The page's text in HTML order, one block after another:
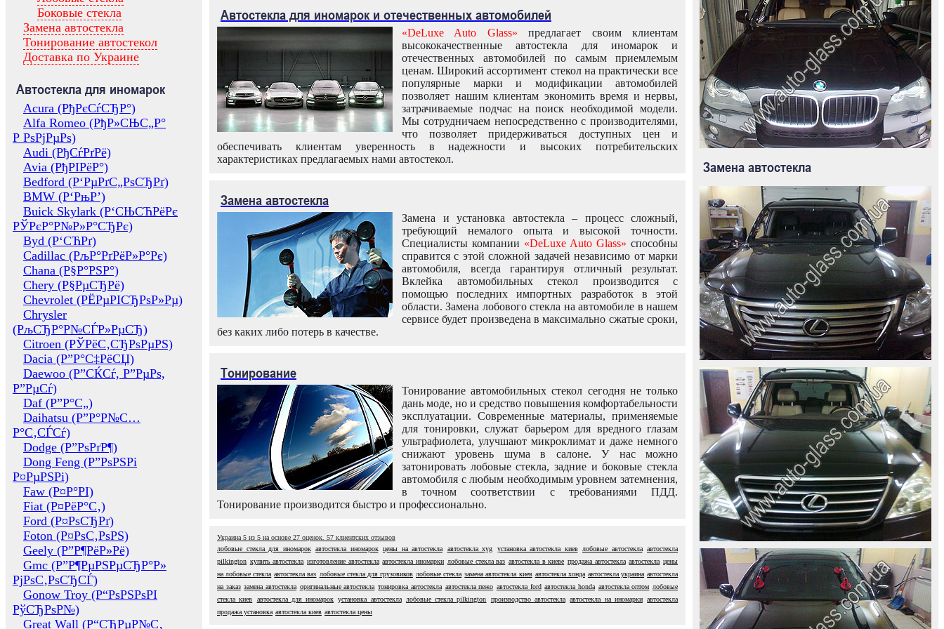
Боковые стекла
Замена автостекла
Тонирование автостекол
Доставка по Украине
Автостекла для иномарок
Acura (РђРєСѓСЂР°)
Alfa Romeo (РђР»СЊС„Р°
Р РѕРјРµРѕ)
Audi (РђСѓРґРё)
Avia (РђРІРёР°)
Bedford (Р‘РµРґС„РѕСЂРґ)
BMW (Р‘РњР’)
Buick Skylark (Р‘СЊСЋРёРє
РЎРєР°Р№Р»Р°СЂРє)
Byd (Р‘СЋРґ)
Cadillac (РљР°РґРёР»Р°Рє)
Chana (Р§Р°РЅР°)
Chery (Р§РµСЂРё)
Chevrolet (РЁРµРІСЂРѕР»Рµ)
Chrysler
(РљСЂР°Р№СЃР»РµСЂ)
Citroen (РЎРёС‚СЂРѕРµРЅ)
Dacia (Р”Р°С‡РёСЏ)
Daewoo (Р”СЌСѓ, Р”РµРѕ,
Р”РµСѓ)
Daf (Р”Р°С„)
Daihatsu (Р”Р°Р№С…
Р°С‚СЃСѓ)
Dodge (Р”РѕРґР¶)
Dong Feng (Р”РѕРЅРі
Р¤РµРЅРі)
Faw (Р¤Р°РІ)
Fiat (Р¤РёР°С‚)
Ford (Р¤РѕСЂРґ)
Foton (Р¤РѕС‚РѕРЅ)
Geely (Р”Р¶РёР»Рё)
Gmc (Р”Р¶РµРЅРµСЂР°Р»
РјРѕС‚РѕСЂСЃ)
Gonow Troy (Р“РѕРЅРѕРІ
РўСЂРѕР№)
Great Wall (Р“СЂРµР№С‚
Автостекла для иномарок и отечественных автомобилей
«DeLuxe Auto Glass» предлагает своим клиентам
высококачественные автостекла для иномарок и
отечественных автомобилей по самым приемлемым
ценам. Широкий ассортимент стекол на практически все
популярные марки и модификации автомобилей
позволяет нашим клиентам экономить время и нервы,
затрачиваемые подчас на поиск необходимой модели.
Мы сотрудничаем непосредственно с производителями,
что позволяет придерживаться доступных цен и
обеспечивать клиентам уверенность в надежности и высоких потребительских
характеристиках предлагаемых нами автостекол.
Замена автостекла
Замена и установка автостекла – процесс сложный,
требующий немалого опыта и высокой точности.
Специалисты компании «DeLuxe Auto Glass» способны
справится с этой сложной задачей независимо от марки
автомобиля, всегда гарантируя отличный результат.
Вклейка автомобильных стекол производится с
помощью последних импортных разработок в этой
области. Замена лобового стекла на автомобиле в нашем
сервисе будет произведена в максимально сжатые сроки,
без каких либо потерь в качестве.
Тонирование
Тонирование автомобильных стекол сегодня не только
дань моде, но и средство повышения комфортабельности
эксплуатации. Современные материалы, применяемые
для тонировки, служат барьером для вредного глазам
ультрафиолета, улучшают микроклимат и даже немного
снижают уровень шума в салоне. У нас можно
затонировать лобовые стекла, задние и боковые стекла
автомобиля с любым необходимым уровнем затемнения,
в точном соответствии с требованиями ПДД.
Тонирование производится быстро и профессионально.
Украина 5 из 5 на основе 27 оценок. 57 клиентских отзывов
лобовые стекла для иномарок автостекла иномарок цены на автостекла автостекла xyg установка автостекла киев лобовые автостекла автостекла
pilkington купить автостекла изготовление автостекла автостекла иномарки лобовые стекла ваз автостекла в киеве продажа автостекла автостекла цены
на лобовые стекла автостекла ваз лобовые стекла для грузовиков лобовые стекла замена автостекла киев автостекла хонда автостекла украина автостекла
на заказ замена автостекла оригинальные автостекла тонировка автостекла автостекла пежо автостекла ford автостекла honda автостекла оптом лобовые
стекла киев
автостекла для иномарок установка автостекла лобовые стекла pilkington производство автостекла автостекла на иномарки автостекла
продажа установка автостекла киев автостекла цены
Замена автостекла